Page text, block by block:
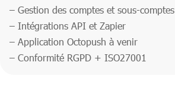
– Gestion des comptes et sous-comptes
– Intégrations API et Zapier
– Application Octopush à venir
– Conformité RGPD + ISO27001